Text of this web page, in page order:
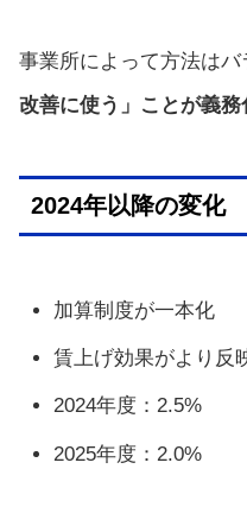
事業所によって方法はバ
改善に使う」ことが義務
2024年以降の変化
加算制度が一本化
賃上げ効果がより反
2024年度：2.5%
2025年度：2.0%